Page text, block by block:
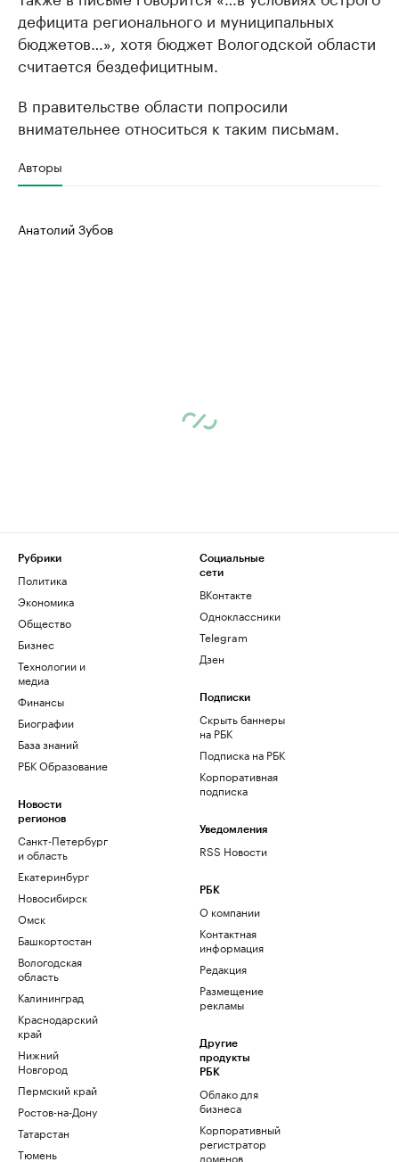
дефицита регионального и муниципальных
бюджетов…», хотя бюджет Вологодской области
считается бездефицитным.
В правительстве области попросили
внимательнее относиться к таким письмам.
Авторы
Анатолий Зубов
Рубрики
Политика
Экономика
Общество
Бизнес
Технологии и
медиа
Финансы
Биографии
База знаний
РБК Образование
Новости
регионов
Санкт-Петербург
и область
Екатеринбург
Новосибирск
Омск
Башкортостан
Вологодская
область
Калининград
Краснодарский
край
Нижний
Новгород
Пермский край
Ростов-на-Дону
Татарстан
Тюмень
Социальные
сети
ВКонтакте
Одноклассники
Telegram
Дзен
Подписки
Скрыть баннеры
на РБК
Подписка на РБК
Корпоративная
подписка
Уведомления
RSS Новости
РБК
О компании
Контактная
информация
Редакция
Размещение
рекламы
Другие
продукты
РБК
Облако для
бизнеса
Корпоративный
регистратор
доменов